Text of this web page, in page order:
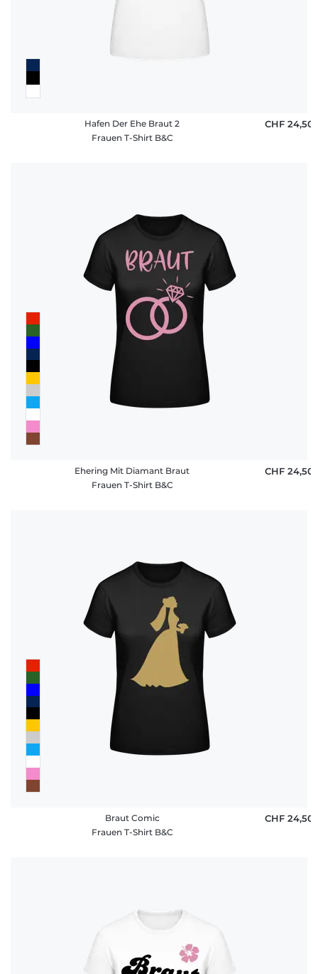
Hafen Der Ehe Braut 2
Frauen T-Shirt B&C
CHF 24,50
Ehering Mit Diamant Braut
Frauen T-Shirt B&C
CHF 24,50
Braut Comic
Frauen T-Shirt B&C
CHF 24,50